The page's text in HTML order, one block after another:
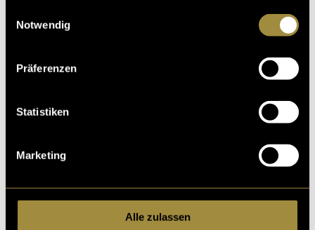
Notwendig
Präferenzen
Statistiken
Marketing
Alle zulassen